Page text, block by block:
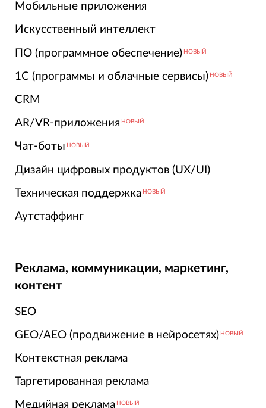
Мобильные приложения
Искусственный интеллект
ПО (программное обеспечение) НОВЫЙ
1С (программы и облачные сервисы) НОВЫЙ
CRM
AR/VR-приложения НОВЫЙ
Чат-боты НОВЫЙ
Дизайн цифровых продуктов (UX/UI)
Техническая поддержка НОВЫЙ
Аутстаффинг
Реклама, коммуникации, маркетинг,
контент
SEO
GEO/AEO (продвижение в нейросетях) НОВЫЙ
Контекстная реклама
Таргетированная реклама
Медийная реклама НОВЫЙ